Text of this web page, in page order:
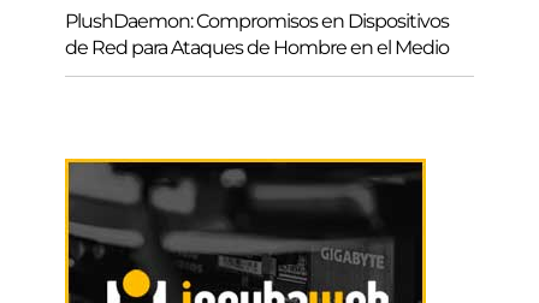
PlushDaemon: Compromisos en Dispositivos
de Red para Ataques de Hombre en el Medio